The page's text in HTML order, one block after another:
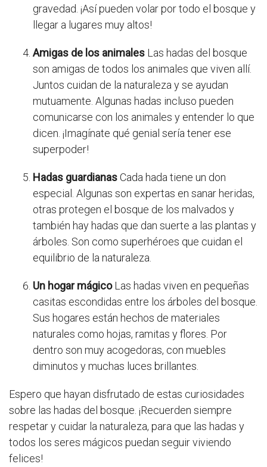
gravedad. ¡Así pueden volar por todo el bosque y
llegar a lugares muy altos!
Amigas de los animales Las hadas del bosque
son amigas de todos los animales que viven allí.
Juntos cuidan de la naturaleza y se ayudan
mutuamente. Algunas hadas incluso pueden
comunicarse con los animales y entender lo que
dicen. ¡Imagínate qué genial sería tener ese
superpoder!
Hadas guardianasCada hada tiene un don
especial. Algunas son expertas en sanar heridas,
otras protegen el bosque de los malvados y
también hay hadas que dan suerte a las plantas y
árboles. Son como superhéroes que cuidan el
equilibrio de la naturaleza.
Un hogar mágicoLas hadas viven en pequeñas
casitas escondidas entre los árboles del bosque.
Sus hogares están hechos de materiales
naturales como hojas, ramitas y flores. Por
dentro son muy acogedoras, con muebles
diminutos y muchas luces brillantes.
Espero que hayan disfrutado de estas curiosidades
sobre las hadas del bosque. ¡Recuerden siempre
respetar y cuidar la naturaleza, para que las hadas y
todos los seres mágicos puedan seguir viviendo
felices!